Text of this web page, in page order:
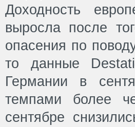
Доходность
выросла после
опасения по
то данные
Германии в
темпами более
сентябре